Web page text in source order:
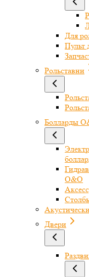
Для
Пульт
Рольставни
Болларды
O&O
Двери